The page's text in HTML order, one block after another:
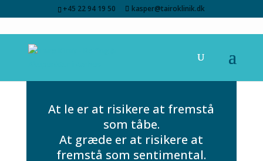
+45 22 94 19 50 kasper@tairoklinik.dk
At le er at risikere at fremstå
som tåbe.
At græde er at risikere at
fremstå som sentimental.